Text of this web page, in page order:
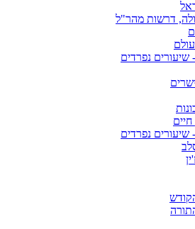
דרשות מהר"ל
נפרדים
נפרדים